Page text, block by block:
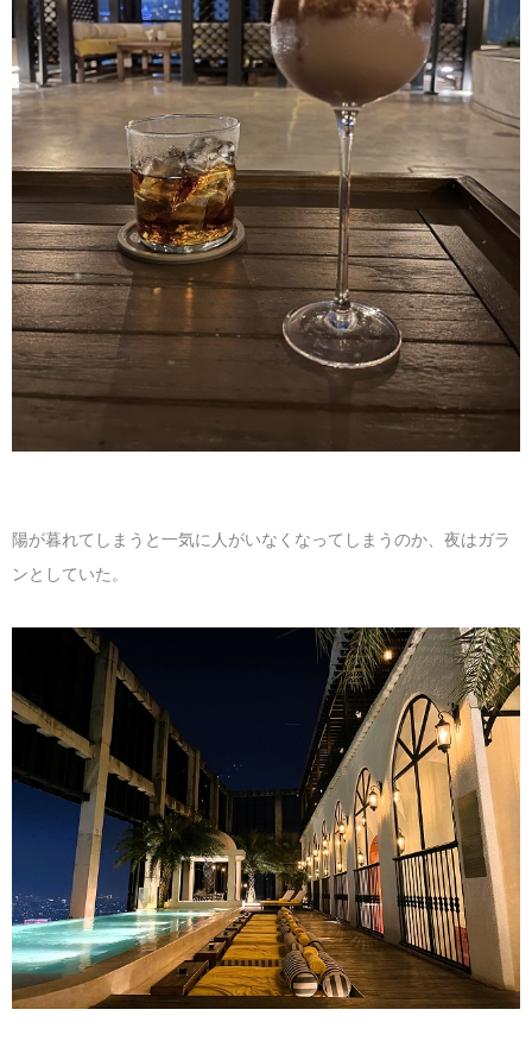
陽が暮れてしまうと一気に人がいなくなってしまうのか、夜はガラ
ンとしていた。